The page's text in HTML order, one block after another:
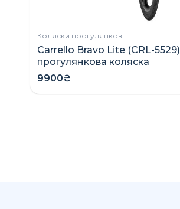
Коляски прогулянкові
Carrello Bravo Lite (CRL-5529)
прогулянкова коляска
9900₴